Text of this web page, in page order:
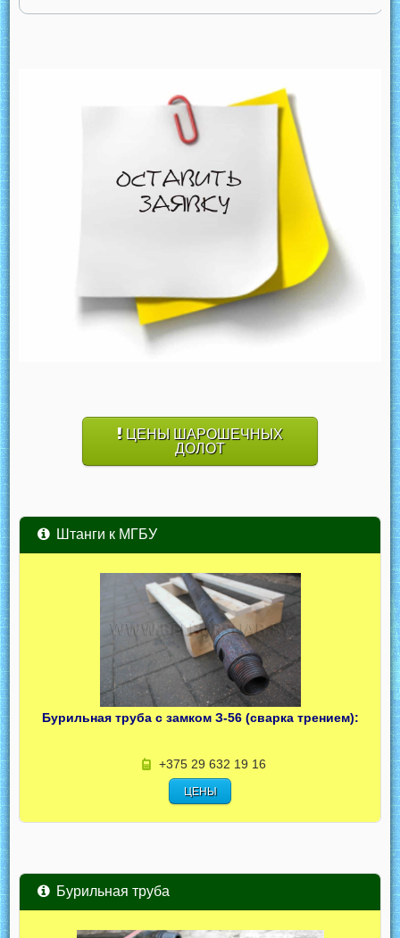
ЦЕНЫ ШАРОШЕЧНЫХ
ДОЛОТ
Штанги к МГБУ
Бурильная труба с замком З-56 (сварка трением):
+375 29 632 19 16
ЦЕНЫ
Бурильная труба